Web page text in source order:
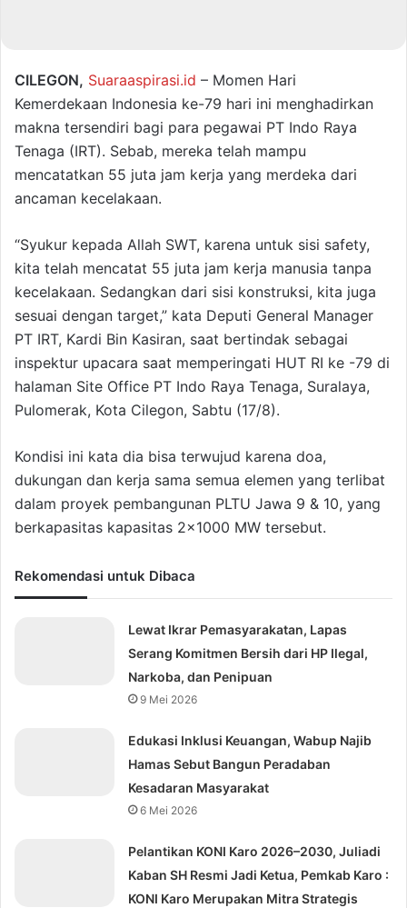
CILEGON, Suaraaspirasi.id – Momen Hari
Kemerdekaan Indonesia ke-79 hari ini menghadirkan
makna tersendiri bagi para pegawai PT Indo Raya
Tenaga (IRT). Sebab, mereka telah mampu
mencatatkan 55 juta jam kerja yang merdeka dari
ancaman kecelakaan.
“⁠Syukur kepada Allah SWT, karena untuk sisi safety,
kita telah mencatat 55 juta jam kerja manusia tanpa
kecelakaan. Sedangkan dari sisi konstruksi, kita juga
sesuai dengan target,” kata Deputi General Manager
PT IRT, Kardi Bin Kasiran, saat bertindak sebagai
inspektur upacara saat memperingati HUT RI ke -79 di
halaman Site Office PT Indo Raya Tenaga, Suralaya,
Pulomerak, Kota Cilegon, Sabtu (17/8).
Kondisi ini kata dia bisa terwujud karena doa,
dukungan dan kerja sama semua elemen yang terlibat
dalam proyek pembangunan PLTU Jawa 9 & 10, yang
berkapasitas kapasitas 2×1000 MW tersebut.
Rekomendasi untuk Dibaca
Lewat Ikrar Pemasyarakatan, Lapas
Serang Komitmen Bersih dari HP Ilegal,
Narkoba, dan Penipuan
9 Mei 2026
Edukasi Inklusi Keuangan, Wabup Najib
Hamas Sebut Bangun Peradaban
Kesadaran Masyarakat
6 Mei 2026
Pelantikan KONI Karo 2026–2030, Juliadi
Kaban SH Resmi Jadi Ketua, Pemkab Karo :
KONI Karo Merupakan Mitra Strategis